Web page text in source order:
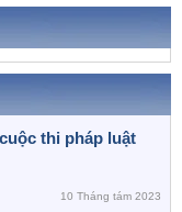
thi pháp luật
10 Tháng tám 2023